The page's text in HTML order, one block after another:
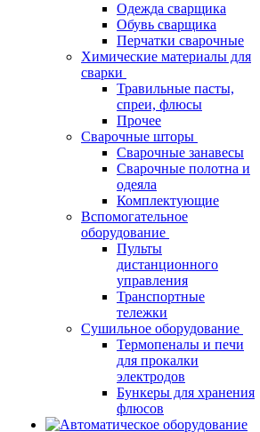
Одежда сварщика
Обувь сварщика
Перчатки сварочные
Химические материалы для
сварки
Травильные пасты,
спреи, флюсы
Прочее
Сварочные шторы
Сварочные занавесы
Сварочные полотна и
одеяла
Комплектующие
Вспомогательное
оборудование
Пульты
дистанционного
управления
Транспортные
тележки
Сушильное оборудование
Термопеналы и печи
для прокалки
электродов
Бункеры для хранения
флюсов